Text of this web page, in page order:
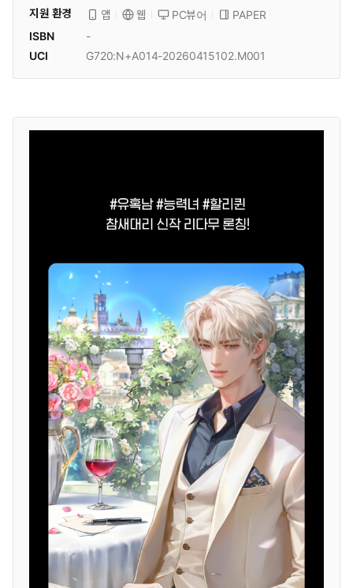
지원 환경
앱 웹 PC뷰어
PAPER
ISBN
-
UCI
G720:N+A014-20260415102.M001